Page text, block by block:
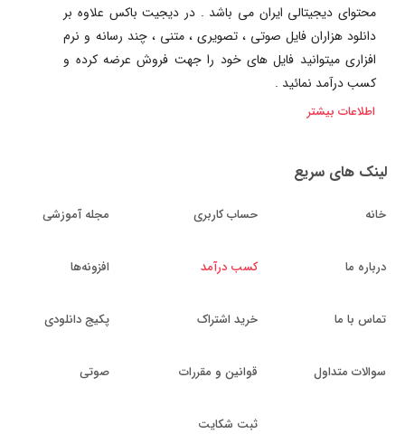
محتوای دیجیتالی ایران می باشد . در دیجیت باکس علاوه بر
دانلود هزاران فایل صوتی ، تصویری ، متنی ، چند رسانه و نرم
افزاری میتوانید فایل های خود را جهت فروش عرضه کرده و
کسب درآمد نمائید .
اطلاعات بیشتر
لینک های سریع
خانه
درباره ما
تماس با ما
سوالات متداول
حساب کاربری
کسب درآمد
خرید اشتراک
قوانین و مقررات
ثبت شکایت
مجله آموزشی
افزونه‌ها
پکیج دانلودی
صوتی